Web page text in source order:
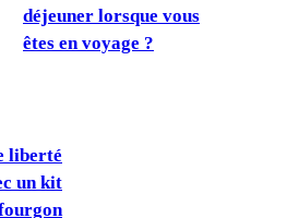
déjeuner lorsque vous
êtes en voyage ?
liberté
un kit